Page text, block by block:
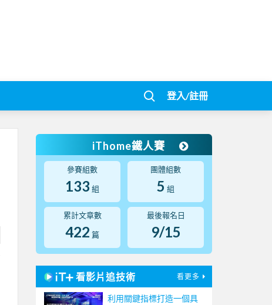
登入/註冊
iThome鐵人賽
參賽組數
133 組
團體組數
5 組
累計文章數
422 篇
最後報名日
9/15
看影片追技術 看更多
利用關鍵指標打造一個具